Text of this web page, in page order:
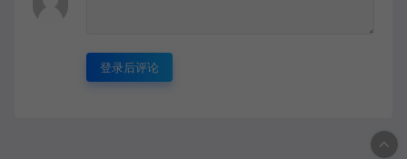
登录后评论